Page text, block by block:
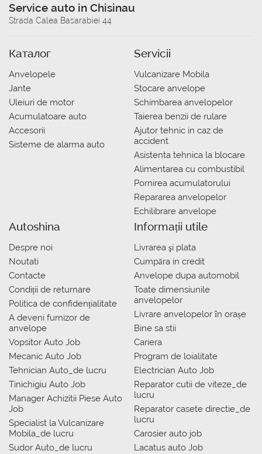
Service auto in Chisinau
Strada Calea Basarabiei 44
Каталог
Anvelopele
Jante
Uleiuri de motor
Acumulatoare auto
Accesorii
Sisteme de alarma auto
Servicii
Vulcanizare Mobila
Stocare anvelope
Schimbarea anvelopelor
Taierea benzii de rulare
Ajutor tehnic in caz de
accident
Asistenta tehnica la blocare
Alimentarea cu combustibil
Pornirea acumulatorului
Repararea anvelopelor
Echilibrare anvelope
Autoshina
Despre noi
Noutati
Contacte
Condiții de returnare
Politica de confidențialitate
A deveni furnizor de
anvelope
Vopsitor Auto Job
Mecanic Auto Job
Tehnician Auto_de lucru
Tinichigiu Auto Job
Manager Achizitii Piese Auto
Job
Specialist la Vulcanizare
Mobila_de lucru
Sudor Auto_de lucru
Informații utile
Livrarea şi plata
Сumpăra in credit
Anvelope dupa automobil
Toate dimensiunile
anvelopelor
Livrare anvelopelor în orașe
Bine sa stii
Cariera
Program de loialitate
Electrician Auto Job
Reparator cutii de viteze_de
lucru
Reparator casete directie_de
lucru
Carosier auto job
Lacatus auto Job